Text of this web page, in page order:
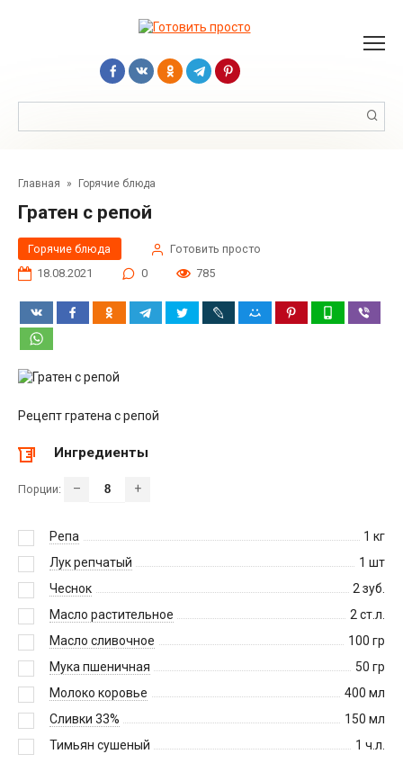
Главная » Горячие блюда
Гратен с репой
Горячие блюда
Готовить просто
18.08.2021
0 785
Рецепт гратена с репой
Ингредиенты
Порции: – +
Репа 1 кг
Лук репчатый
1 шт
Чеснок
2 зуб.
Масло растительное
2 ст.л.
Масло сливочное
100 гр
Мука пшеничная
50 гр
Молоко коровье
400 мл
Сливки 33%
150 мл
Тимьян сушеный
1 ч.л.